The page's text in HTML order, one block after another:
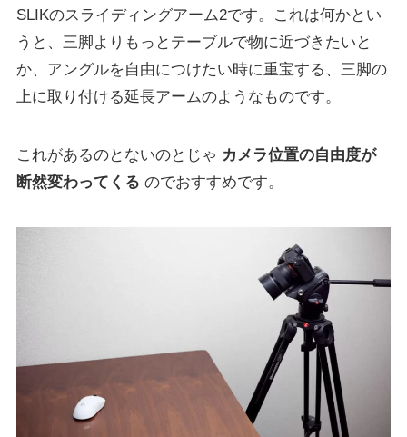
SLIKのスライディングアーム2です。これは何かとい
うと、三脚よりもっとテーブルで物に近づきたいと
か、アングルを自由につけたい時に重宝する、三脚の
上に取り付ける延長アームのようなものです。
これがあるのとないのとじゃ カメラ位置の自由度が
断然変わってくる のでおすすめです。